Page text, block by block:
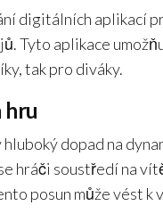
digitálních aplikací
Tyto aplikace
tak pro diváky.
hru
dopad na
hráči soustředí na
posun může vést k